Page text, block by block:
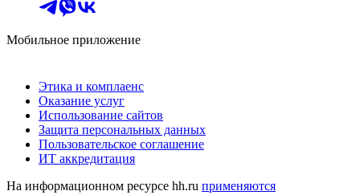
Мобильное приложение
Этика и комплаенс
Оказание услуг
Использование сайтов
Защита персональных данных
Пользовательское соглашение
ИТ аккредитация
На информационном ресурсе hh.ru применяются